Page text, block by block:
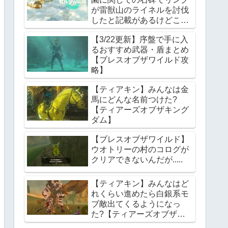
が雷獣山のライネルを討伐
したと記載があるけどこれ
っていつの話?【ティアー
ズオブザキングダム】
【3/22更新】序盤で手に入
るおすすめ武器・盾まとめ
【ブレスオブザワイルド攻
略】
【ティアキン】みんなは金
馬にどんな名前つけた?
【ティアーズオブザキング
ダム】
【ブレスオブザワイルド】
ウオトリーの村のコログが
クリアできないんだが.....
【ティアキン】みんなはど
れくらい進めたら白銀系モ
ブ敵出てくるようになっ
た?【ティアーズオブザキ
ングダム】